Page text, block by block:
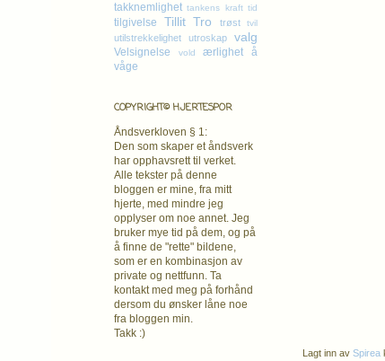
Lagt inn av Spirea
takknemlighet tankens kraft tid
tilgivelse Tillit Tro trøst tvil
utilstrekkelighet utroskap valg
Velsignelse vold ærlighet
å
våge
COPYRIGHT© HJERTESPOR
Åndsverkloven § 1:
Den som skaper et åndsverk
har opphavsretttil verket.
Alle tekster på denne
bloggen er mine, fra mitt
hjerte, med mindre jeg
opplyser om noe annet. Jeg
bruker mye tid på dem, og på
å finne de "rette" bildene,
som er en kombinasjon av
private og nettfunn. Ta
kontakt med meg på forhånd
dersom du ønsker låne noe
fra bloggen min.
Takk :)